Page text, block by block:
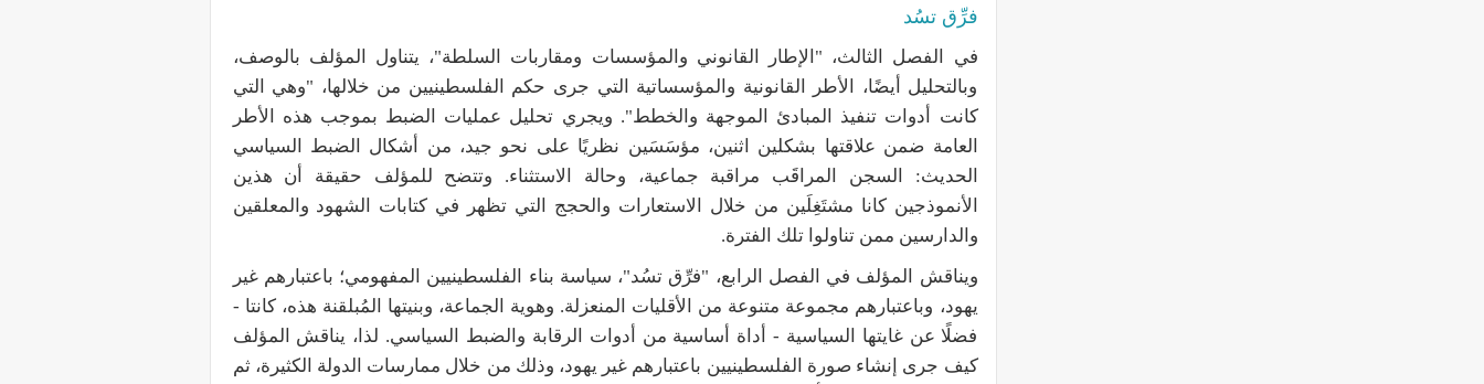
فرِّق تسُد
في الفصل الثالث، "الإطار القانوني والمؤسسات ومقاربات السلطة"، يتناول المؤلف بالوصف،
وبالتحليل أيضًا، الأطر القانونية والمؤسساتية التي جرى حكم الفلسطينيين من خلالها، "وهي التي
كانت أدوات تنفيذ المبادئ الموجهة والخطط". ويجري تحليل عمليات الضبط بموجب هذه الأطر
العامة ضمن علاقتها بشكلين اثنين، مؤسَسَين نظريًا على نحو جيد، من أشكال الضبط السياسي
الحديث: السجن المراقَب مراقبة جماعية، وحالة الاستثناء. وتتضح للمؤلف حقيقة أن هذين
الأنموذجين كانا مشتَغِلَين من خلال الاستعارات والحجج التي تظهر في كتابات الشهود والمعلقين
والدارسين ممن تناولوا تلك الفترة.
ويناقش المؤلف في الفصل الرابع، "فرِّق تسُد"، سياسة بناء الفلسطينيين المفهومي؛ باعتبارهم غير
يهود، وباعتبارهم مجموعة متنوعة من الأقليات المنعزلة. وهوية الجماعة، وبنيتها المُبلقنة هذه، كانتا -
فضلًا عن غايتها السياسية - أداة أساسية من أدوات الرقابة والضبط السياسي. لذا، يناقش المؤلف
كيف جرى إنشاء صورة الفلسطينيين باعتبارهم غير يهود، وذلك من خلال ممارسات الدولة الكثيرة، ثم